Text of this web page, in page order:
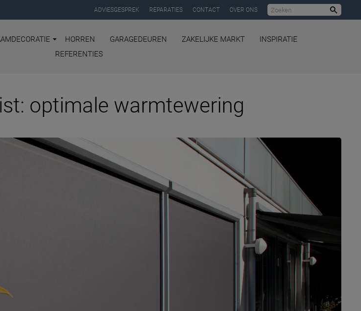
ADVIESGESPREK REPARATIES CONTACT OVER ONS
HORREN GARAGEDEUREN ZAKELIJKE MARKT
INSPIRATIE
REFERENTIES
optimale warmtewering